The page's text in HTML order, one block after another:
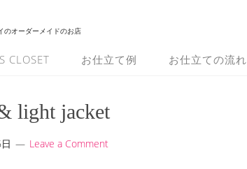
のオーダーメイドのお店
CLOSET お仕立て例 お仕立ての流れ
light jacket
Leave a Comment